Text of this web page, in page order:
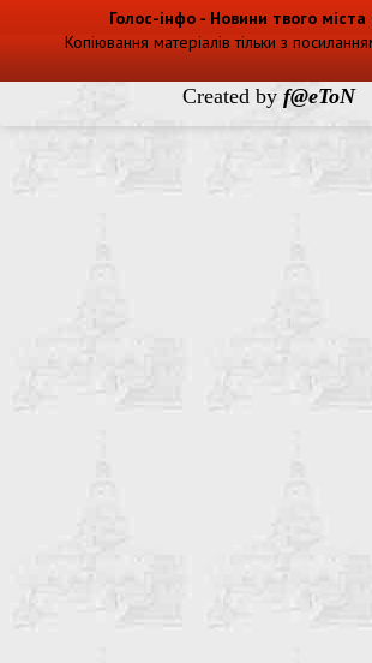
Голос-інфо - Новини твого міста
Копіювання матеріалів тільки з
Created by f@eToN